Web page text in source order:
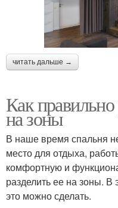
читать дальше →
Как
на зоны
В наше время спальня
место для отдыха,
комфортную и
разделить ее на зоны. В
это можно сделать.